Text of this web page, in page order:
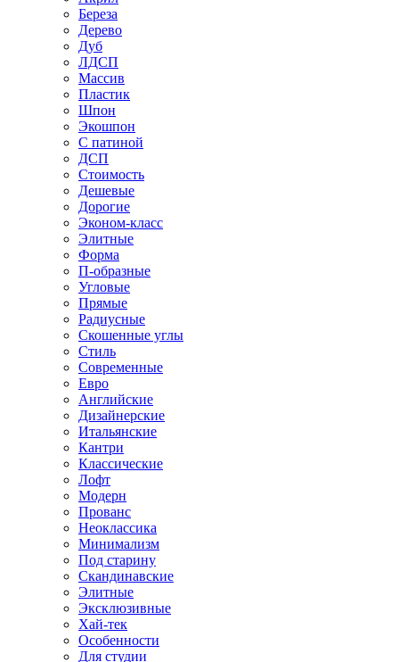
Береза
Дерево
Дуб
ЛДСП
Массив
Пластик
Шпон
Экошпон
С патиной
ДСП
Стоимость
Дешевые
Дорогие
Эконом-класс
Элитные
Форма
П-образные
Угловые
Прямые
Радиусные
Скошенные углы
Стиль
Современные
Евро
Английские
Дизайнерские
Итальянские
Кантри
Классические
Лофт
Модерн
Прованс
Неоклассика
Минимализм
Под старину
Скандинавские
Элитные
Эксклюзивные
Хай-тек
Особенности
Для студии